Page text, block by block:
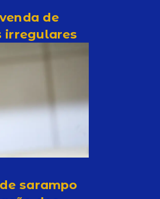
de
irregulares
sarampo